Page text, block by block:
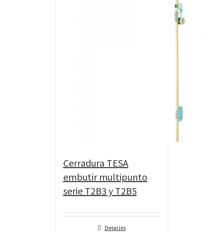
Cerradura TESA
embutir multipunto
serie T2B3 y T2B5
Detalles